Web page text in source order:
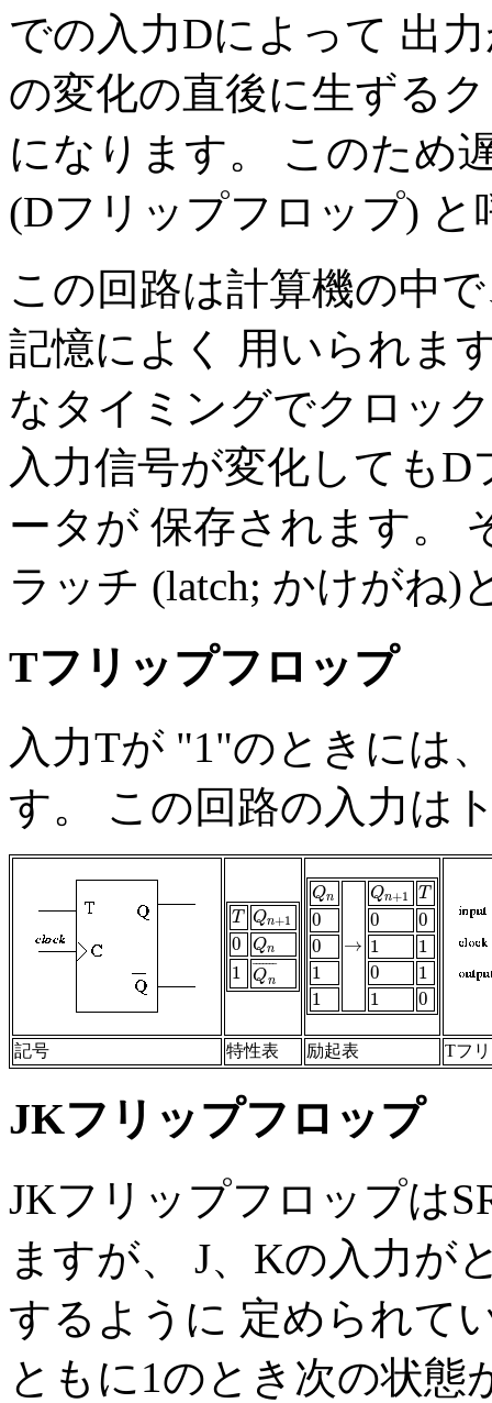
での入力Dによって 出
の変化の直後に生ずる
になります。 このため
(Dフリップフロップ) と
この回路は計算機の中
記憶によく 用いられま
なタイミングでクロッ
入力信号が変化しても
ータが 保存されます。
ラッチ (latch; かけがね)
Tフリップフロップ
入力Tが "1"のときには
す。 この回路の入力は
T
T Qn+1
Qn+1
0
0 Qn
Qn
1
1 Qn
¯ ¯
¯¯¯¯¯
Qn
Qn
Qn
→
→
Qn+1
Qn+1 T
T
0
0 0
0 0
0
0
0 1
1 1
1
1
1 0
0 1
1
1
1 1
1 0
0
記号 特性表 励起表 Tフ
JKフリップフロップ
JKフリップフロップは
ますが、 J、Kの入力が
するように 定められて
ともに1のとき次の状態